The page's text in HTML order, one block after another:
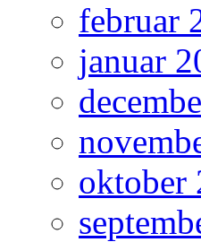
februar
januar
oktober